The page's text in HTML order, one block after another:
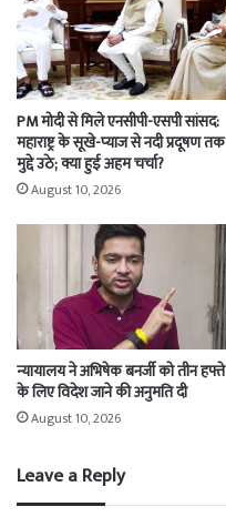
PM मोदी से मिले एनसीपी-एसपी सांसद:
महाराष्ट्र के सूखे-प्याज से नदी प्रदूषण तक
मुद्दे उठे; क्या हुई अहम चर्चा?
August 10, 2026
न्यायालय ने अभिषेक बनर्जी को तीन हफ्ते
के लिए विदेश जाने की अनुमति दी
August 10, 2026
Leave a Reply